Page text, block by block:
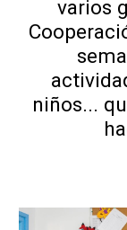
varios
niños...